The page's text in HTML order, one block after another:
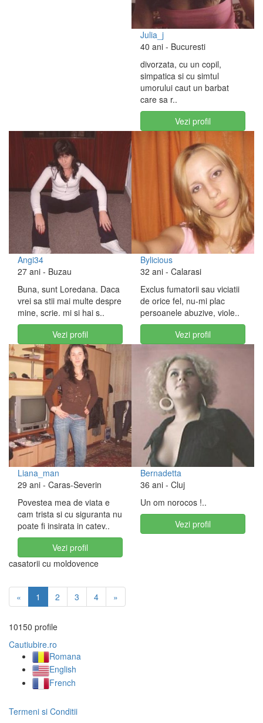
Julia_j
40 ani - Bucuresti
divorzata, cu un copil,
simpatica si cu simtul
umorului caut un barbat
care sa r..
Vezi profil
Angi34
27 ani - Buzau
Buna, sunt Loredana. Daca
vrei sa stii mai multe despre
mine, scrie. mi si hai s..
Vezi profil
Bylicious
32 ani - Calarasi
Exclus fumatorii sau viciatii
de orice fel, nu-mi plac
persoanele abuzive, viole..
Vezi profil
Liana_man
29 ani - Caras-Severin
Povestea mea de viata e
cam trista si cu siguranta nu
poate fi insirata in catev..
Vezi profil
Bernadetta
36 ani - Cluj
Un om norocos !..
Vezi profil
casatorii cu moldovence
« 1 2 3 4 »
10150 profile
Cautiubire.ro
Romana
English
French
Termeni si Conditii